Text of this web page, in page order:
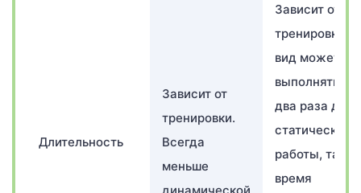
Длительность
Зависит от
тренировки.
Всегда
меньше
Зависит от
тренировки.
вид может
выполняться
два раза
статической
работы, так
время